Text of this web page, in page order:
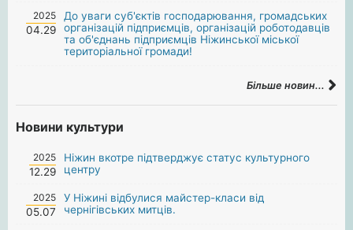
2025
04.29
До уваги суб'єктів господарювання, громадських
організацій підприємців, організацій роботодавців
та об'єднань підприємців Ніжинської міської
територіальної громади!
Більше новин...
Новини культури
2025
12.29
Ніжин вкотре підтверджує статус культурного
центру
2025
05.07
У Ніжині відбулися майстер-класи від
чернігівських митців.